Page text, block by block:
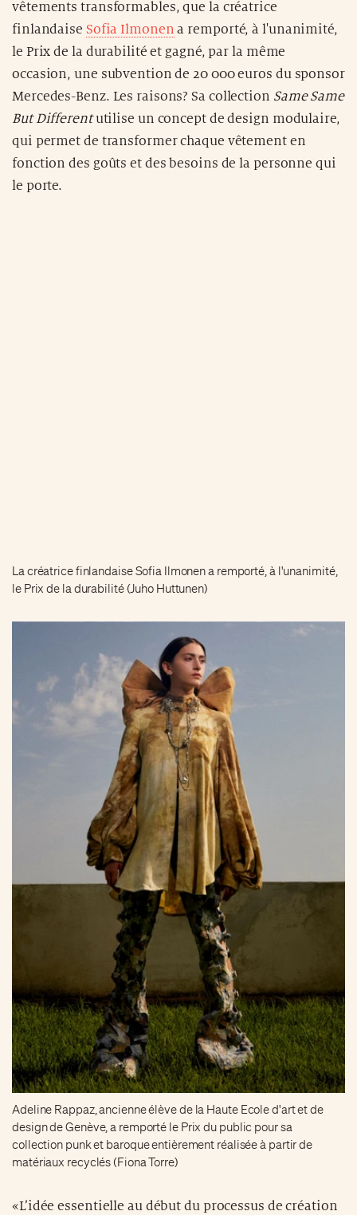
vêtements transformables, que la créatrice
finlandaise Sofia Ilmonen a remporté, à l'unanimité,
le Prix de la durabilité et gagné, par la même
occasion, une subvention de 20 000 euros du sponsor
Mercedes-Benz. Les raisons? Sa collection Same Same
But Differentutilise un concept de design modulaire,
qui permet de transformer chaque vêtement en
fonction des goûts et des besoins de la personne qui
le porte.
La créatrice finlandaise Sofia Ilmonen a remporté, à l'unanimité,
le Prix de la durabilité (Juho Huttunen)
Adeline Rappaz, ancienne élève de la Haute Ecole d'art et de
design de Genève, a remporté le Prix du public pour sa
collection punk et baroque entièrement réalisée à partir de
matériaux recyclés (Fiona Torre)
«L’idée essentielle au début du processus de création